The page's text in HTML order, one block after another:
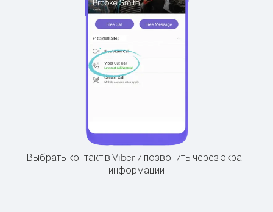
Выбрать контакт в Viber и позвонить через экран
информации